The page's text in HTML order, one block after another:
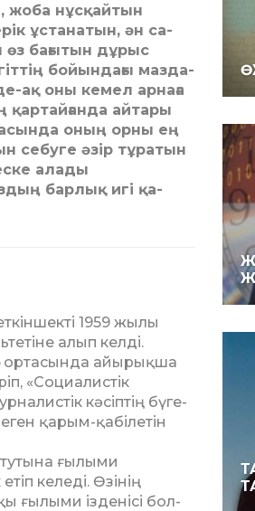
жоба нұсқайтын
ұстанатын, ән са­
өз бағытын дұрыс
бойындағы маз­да­
ақ оны кемел арнаға
айтары
оның орны ең
себуге әзір тұратын
алады
барлық игі қа­
1959 жылы
алып келді.
ортасында айырықша
«Со­циа­лис­тік
кәсіптің бүге-
қарым-қа­бі­летін
ғы­лыми
келеді. Өзінің
ғылыми ізденісі бол­